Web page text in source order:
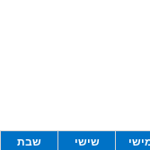
שישי שבת